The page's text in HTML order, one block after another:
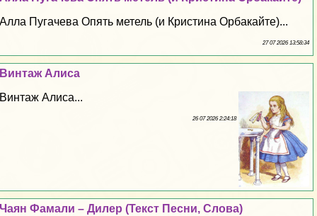
Алла Пугачева Опять метель (и Кристина Орбакайте)...
27 07 2026 13:58:34
Винтаж Алиса
Винтаж Алиса...
26 07 2026 2:24:18
Чаян Фамали – Дилер (Текст Песни, Слова)